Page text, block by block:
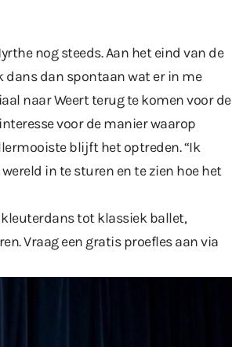
nog steeds. Aan het eind van de
dans dan spontaan wat er in me
naar Weert terug te komen voor de
voor de manier waarop
blijft het optreden. “Ik
in te sturen en te zien hoe het
kleuterdans tot klassiek ballet,
Vraag een gratis proefles aan via